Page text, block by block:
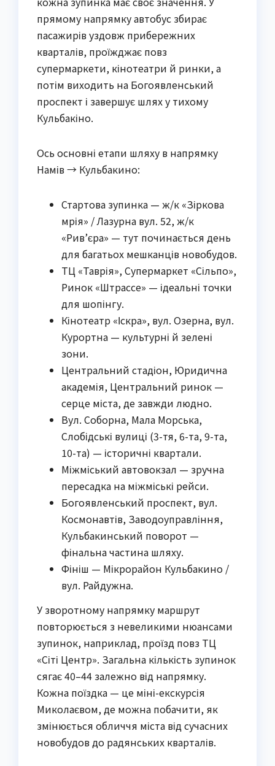
прямому напрямку автобус збирає
пасажирів уздовж прибережних
кварталів, проїжджає повз
супермаркети, кінотеатри й ринки, а
потім виходить на Богоявленський
проспект і завершує шлях у тихому
Кульбакіно.
Ось основні етапи шляху в напрямку
Намів → Кульбакино:
Стартова зупинка — ж/к «Зіркова
мрія» / Лазурна вул. 52, ж/к
«Рив’єра» — тут починається день
для багатьох мешканців новобудов.
ТЦ «Таврія», Супермаркет «Сільпо»,
Ринок «Штрассе» — ідеальні точки
для шопінгу.
Кінотеатр «Іскра», вул. Озерна, вул.
Курортна — культурні й зелені
зони.
Центральний стадіон, Юридична
академія, Центральний ринок —
серце міста, де завжди людно.
Вул. Соборна, Мала Морська,
Слобідські вулиці (3-тя, 6-та, 9-та,
10-та) — історичні квартали.
Міжміський автовокзал — зручна
пересадка на міжміські рейси.
Богоявленський проспект, вул.
Космонавтів, Заводоуправління,
Кульбакинський поворот —
фінальна частина шляху.
Фініш — Мікрорайон Кульбакино /
вул. Райдужна.
У зворотному напрямку маршрут
повторюється з невеликими нюансами
зупинок, наприклад, проїзд повз ТЦ
«Сіті Центр». Загальна кількість зупинок
сягає 40–44 залежно від напрямку.
Кожна поїздка — це міні-екскурсія
Миколаєвом, де можна побачити, як
змінюється обличчя міста від сучасних
новобудов до радянських кварталів.